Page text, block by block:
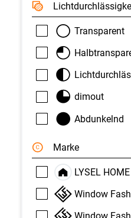
Transparent
dimout
Abdunkelnd
Marke
LYSEL HOME
Window